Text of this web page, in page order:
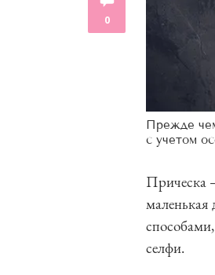
0
Прежде
с учетом
Прическа
маленькая
селфи.